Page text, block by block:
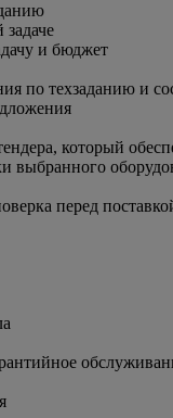
и бюджет
по техзаданию и
который
выбранного
перед